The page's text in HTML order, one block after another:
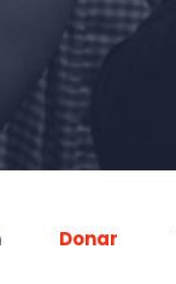
Donar